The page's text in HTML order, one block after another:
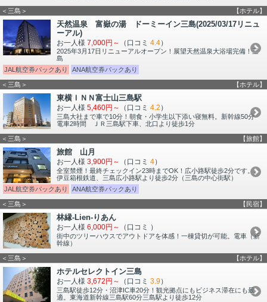
＜三島＞ 【ホテル】
天然温泉 富嶽の湯 ドーミーイン三島(2025/03/17リニュ
ーアル)
お一人様 7,000円～ （口コミ 4.4）
2025年3月17日リニューアルオープン！展望天然温泉大浴場完備！三
島
JAL航空券パックあり
ANA航空券パックあり
＜三島＞ 【ホテル】
東横ＩＮＮ富士山三島駅
お一人様 5,460円～ （口コミ 4.2 ）
三島大社まで車で10分！朝食・小学生以下添い寝無料。新幹線50分
電車2時間 ＪＲ三島駅下車、北口より徒歩1分
＜三島＞ 【旅館】
旅館 山月
お一人様 3,900円～ （口コミ 4）
全室禁煙！最終チェックイン23時までOK！広小路駅徒歩2分です。。
伊豆箱根鉄道、三島広小路駅より徒歩2分（三島の中心街駅）
JAL航空券パックあり
ANA航空券パックあり
＜三島＞ 【民宿】
林縁-Lien-りあん
お一人様 6,000円～ （口コミ ）
街中のツリーハウスでアウトドアを体感！一棟貸切が可能。電車（新
幹線）
＜三島＞ 【ホテル】
ホテルセレクトイン三島
お一人様 3,672円～ （口コミ 3.9）
三島駅徒歩12分・沼津IC車20分！観光拠点にもビジネス滞在にも最
適。東海道新幹線三島駅60分三島駅より徒歩12分